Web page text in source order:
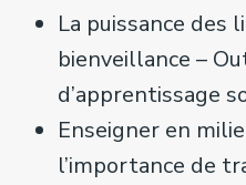
La puissance des
bienveillance –
d’apprentissage
Enseigner en
l’importance de